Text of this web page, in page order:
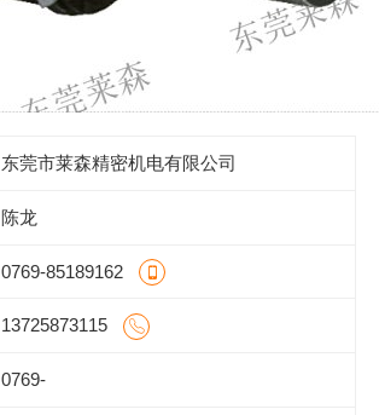
东莞市莱森精密机电有限公司
陈龙
0769-85189162
13725873115
0769-